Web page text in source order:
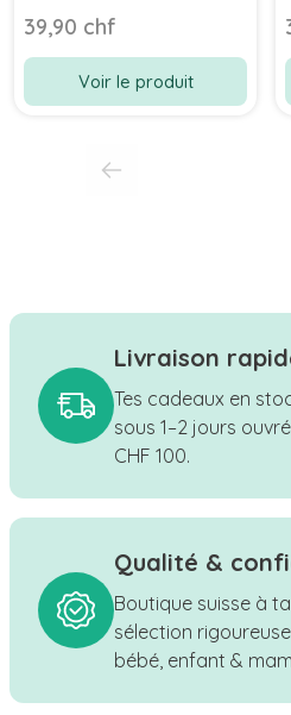
broderie, dès 3 ans,
Elephant
39,90 chf
Voir le produit
Livraison
Tes cadeaux en
sous 1–2 jours
CHF 100.
Qualité &
Boutique suisse à
sélection
bébé, enfant &